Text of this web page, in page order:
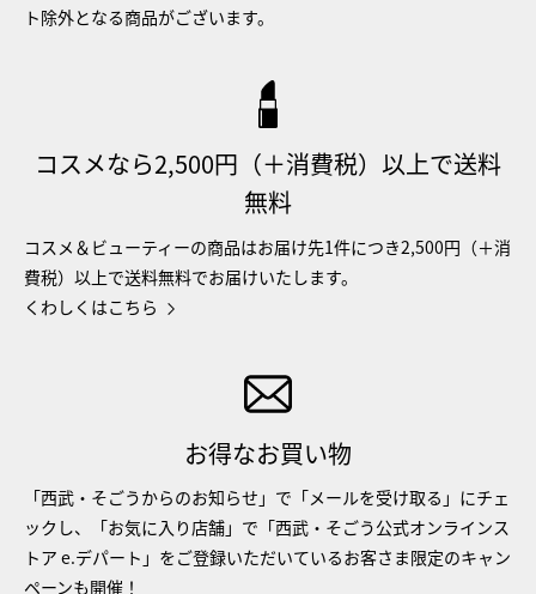
ト除外となる商品がございます。
コスメなら2,500円（＋消費税）以上で送料
無料
コスメ＆ビューティーの商品はお届け先1件につき2,500円（＋消
費税）以上で送料無料でお届けいたします。
くわしくはこちら
お得なお買い物
「西武・そごうからのお知らせ」で「メールを受け取る」にチェ
ックし、「お気に入り店舗」で「西武・そごう公式オンラインス
トア e.デパート」をご登録いただいているお客さま限定のキャン
ペーンも開催！